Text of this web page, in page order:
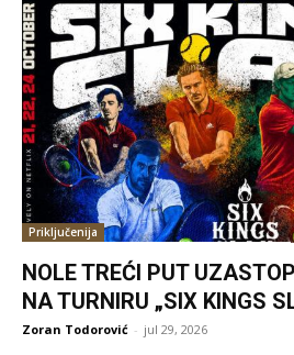
Priključenija
NOLE TREĆI PUT
NA TURNIRU „SIX KINGS
Zoran Todorović - jul 29, 2026